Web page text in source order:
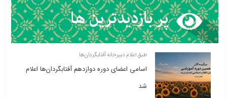
طبق اعلام دبیرخانه آفتابگردان‌ها
اسامی اعضای دوره دوازدهم آفتابگردان‌ها اعلام
شد